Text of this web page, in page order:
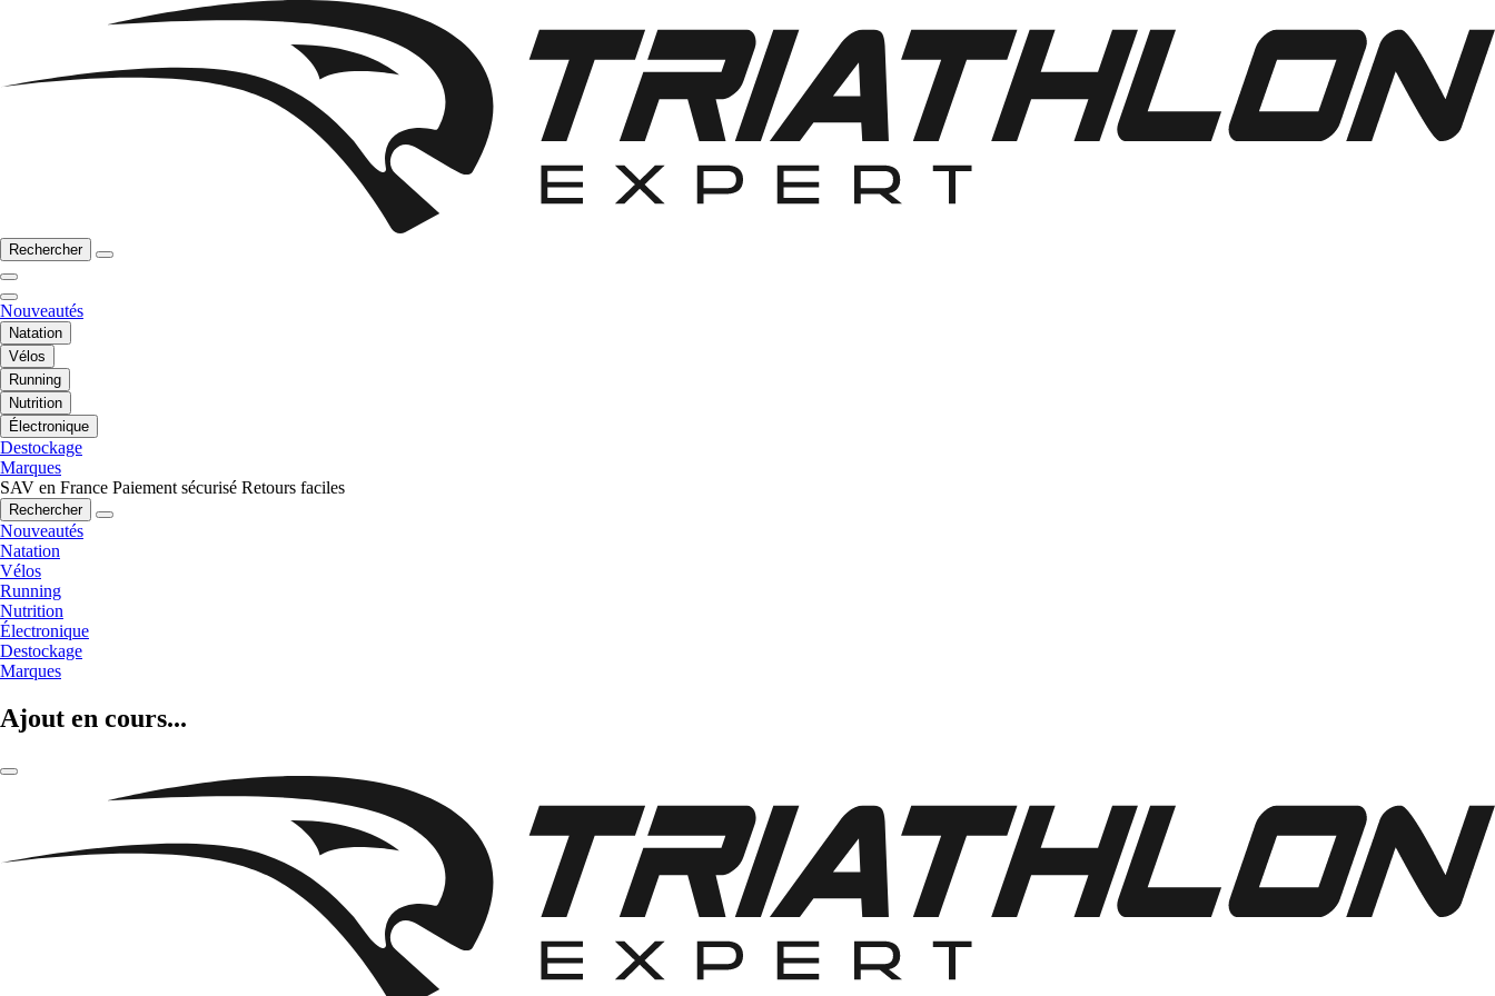
Rechercher
Nouveautés
Natation
Vélos
Running
Nutrition
Électronique
Destockage
Marques
SAV en France Paiement sécurisé Retours faciles
Rechercher
Nouveautés
Natation
Vélos
Running
Nutrition
Électronique
Destockage
Marques
Ajout en cours...